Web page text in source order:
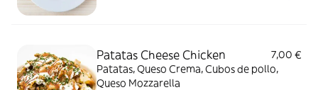
Patatas Cheese Chicken
7,00 €
Patatas, Queso Crema, Cubos de pollo,
Queso Mozzarella